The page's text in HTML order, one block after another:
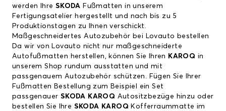
werden Ihre SKODA Fußmatten in unserem
Fertigungsatelier hergestellt und nach bis zu 5
Produktionstagen zu Ihnen verschickt.
Maßgeschneidertes Autozubehör bei Lovauto bestellen
Da wir von Lovauto nicht nur maßgeschneiderte
Autofußmatten herstellen, können Sie Ihren KAROQ in
unserem Shop rundum ausstatten und mit
passgenauem Autozubehör schützen. Fügen Sie Ihrer
Fußmatten Bestellung zum Beispiel ein Set
passgenauer SKODA KAROQ Autositzbezüge hinzu oder
bestellen Sie Ihre SKODA KAROQ Kofferraummatte im